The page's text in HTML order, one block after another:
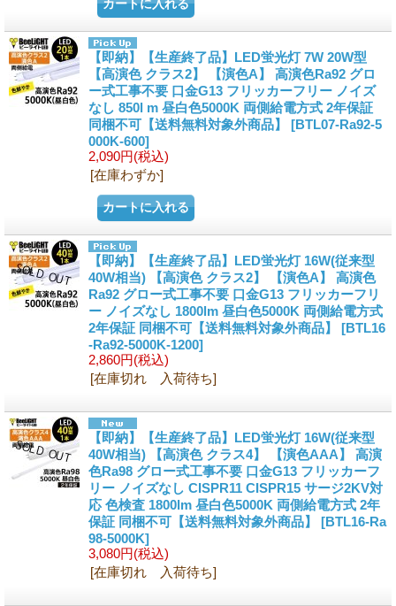
【即納】【生産終了品】LED蛍光灯 7W 20W型
【高演色 クラス2】 【演色A】 高演色Ra92 グロ
ー式工事不要 口金G13 フリッカーフリー ノイズ
なし 850l m 昼白色5000K 両側給電方式 2年保証
同梱不可【送料無料対象外商品】 [BTL07-Ra92-5
000K-600]
2,090円(税込)
[在庫わずか]
【即納】【生産終了品】LED蛍光灯 16W(従来型
40W相当) 【高演色 クラス2】 【演色A】 高演色
Ra92 グロー式工事不要 口金G13 フリッカーフリ
ー ノイズなし 1800lm 昼白色5000K 両側給電方式
2年保証 同梱不可【送料無料対象外商品】 [BTL16
-Ra92-5000K-1200]
2,860円(税込)
[在庫切れ 入荷待ち]
【即納】【生産終了品】LED蛍光灯 16W(従来型
40W相当) 【高演色 クラス4】 【演色AAA】 高演
色Ra98 グロー式工事不要 口金G13 フリッカーフ
リー ノイズなし CISPR11 CISPR15 サージ2KV対
応 色検査 1800lm 昼白色5000K 両側給電方式 2年
保証 同梱不可【送料無料対象外商品】 [BTL16-Ra
98-5000K]
3,080円(税込)
[在庫切れ 入荷待ち]